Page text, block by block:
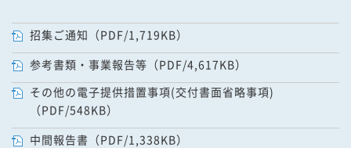
招集ご通知（PDF/1,719KB）
参考書類・事業報告等（PDF/4,617KB）
その他の電子提供措置事項(交付書面省略事項)
（PDF/548KB）
中間報告書（PDF/1,338KB）